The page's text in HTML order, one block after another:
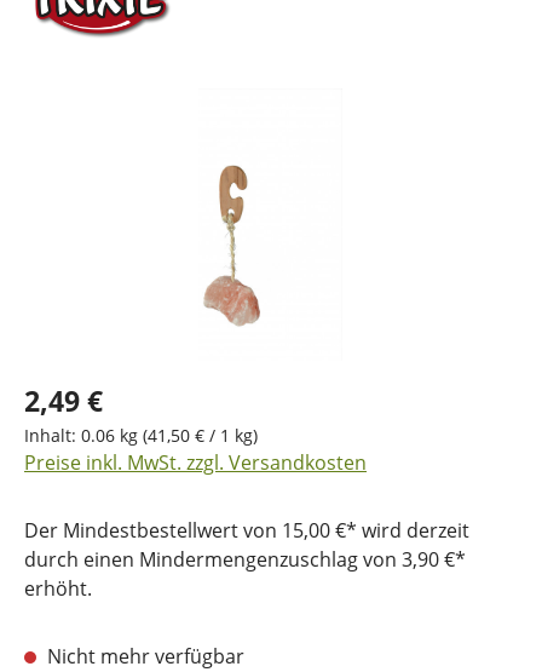
2,49 €
Inhalt: 0.06 kg (41,50 € / 1 kg)
Preise inkl. MwSt. zzgl. Versandkosten
Der Mindestbestellwert von 15,00 €* wird derzeit
durch einen Mindermengenzuschlag von 3,90 €*
erhöht.
Nicht mehr verfügbar